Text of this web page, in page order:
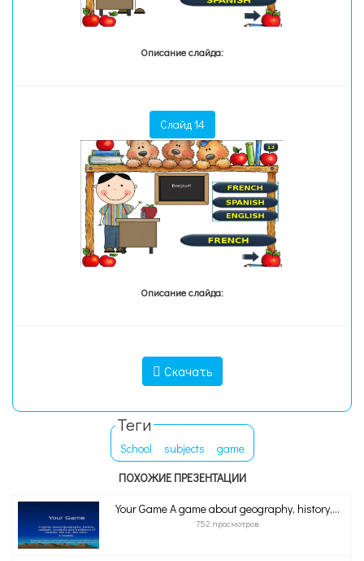
Описание слайда:
Слайд 14
Описание слайда:
Скачать
Теги
School subjects
game
ПОХОЖИЕ ПРЕЗЕНТАЦИИ
Your Game A game about geography, history,...
752 просмотров